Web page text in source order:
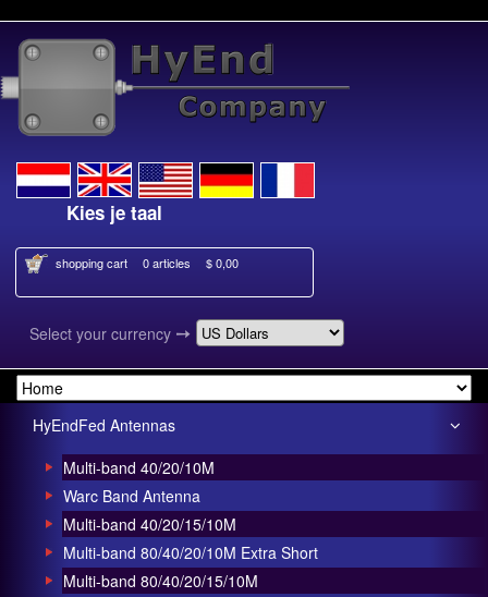
shopping cart 0 articles $ 0,00
Select your currency ➙
HyEndFed Antennas
Multi-band 40/20/10M
Warc Band Antenna
Multi-band 40/20/15/10M
Multi-band 80/40/20/10M Extra Short
Multi-band 80/40/20/15/10M